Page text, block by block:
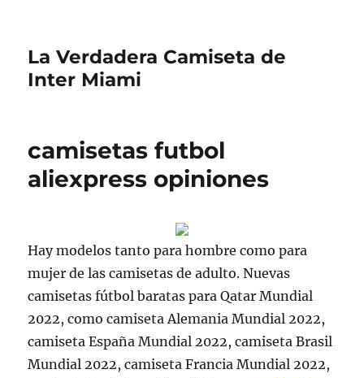
La Verdadera Camiseta de
Inter Miami
camisetas futbol
aliexpress opiniones
Hay modelos tanto para hombre como para
mujer de las camisetas de adulto. Nuevas
camisetas fútbol baratas para Qatar Mundial
2022, como camiseta Alemania Mundial 2022,
camiseta España Mundial 2022, camiseta Brasil
Mundial 2022, camiseta Francia Mundial 2022,